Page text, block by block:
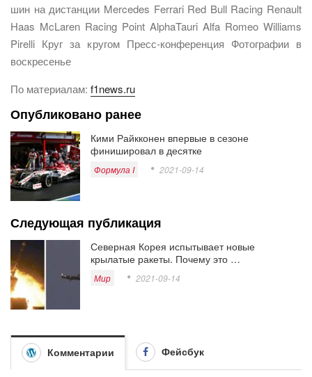
шин на дистанции Mercedes Ferrari Red Bull Racing Renault
Haas McLaren Racing Point AlphaTauri Alfa Romeo Williams
Pirelli Круг за кругом Пресс-конференция Фотографии в
воскресенье
По материалам: f1news.ru
Опубликовано ранее
Кими Райкконен впервые в сезоне
финишировал в десятке
Формула I 2021-09-14
Следующая публикация
Северная Корея испытывает новые
крылатые ракеты. Почему это …
Мир 2021-09-14
Комментарии Фейсбук